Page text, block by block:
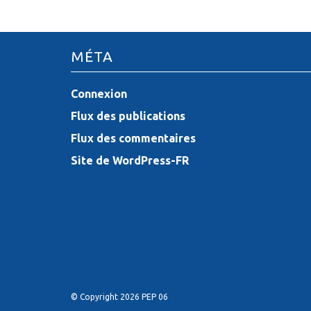
c
l
e
s
MÉTA
Connexion
Flux des publications
Flux des commentaires
Site de WordPress-FR
© Copyright 2026 PEP 06